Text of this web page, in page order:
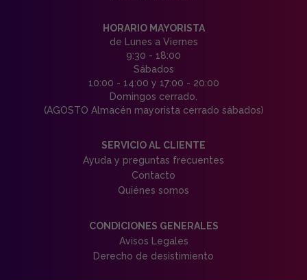
HORARIO MAYORISTA
de Lunes a Viernes
9:30 - 18:00
Sábados
10:00 - 14:00 y 17:00 - 20:00
Domingos cerrado.
(AGOSTO Almacén mayorista cerrado sábados)
SERVICIO AL CLIENTE
Ayuda y preguntas frecuentes
Contacto
Quiénes somos
CONDICIONES GENERALES
Avisos Legales
Derecho de desistimiento